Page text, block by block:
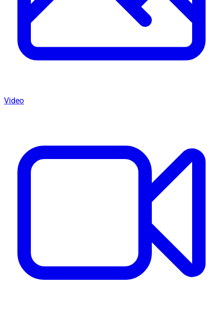
Video